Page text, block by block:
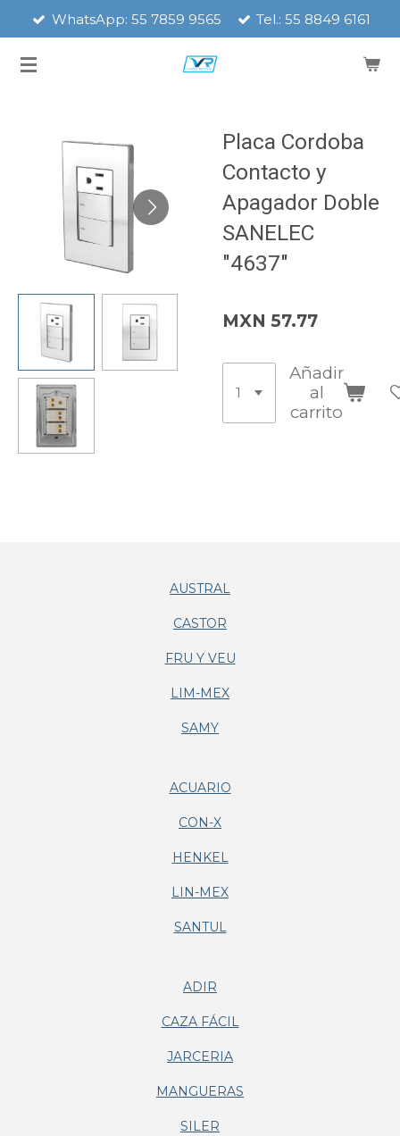
contenido
WhatsApp: 55 7859 9565 Tel.: 55 8849 6161
Placa Cordoba
Contacto y
Apagador Doble
SANELEC
"4637"
MXN 57.77
Añadir
al
carrito
AUSTRAL
CASTOR
FRU Y VEU
LIM-MEX
SAMY
ACUARIO
CON-X
HENKEL
LIN-MEX
SANTUL
ADIR
CAZA FÁCIL
JARCERIA
MANGUERAS
SILER